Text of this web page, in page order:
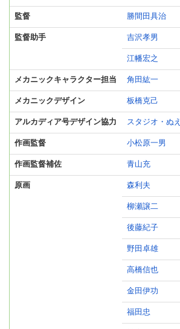
監督 勝間田具治
監督助手 吉沢孝男
江幡宏之
メカニックキャラクター担当 角田紘一
メカニックデザイン 板橋克己
アルカディア号デザイン協力 スタジオ・ぬえ
作画監督 小松原一男
作画監督補佐 青山充
原画 森利夫
柳瀬譲二
後藤紀子
野田卓雄
高橋信也
金田伊功
福田忠